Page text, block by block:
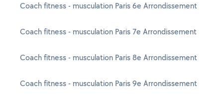
Coach fitness - musculation Paris 6e Arrondissement
Coach fitness - musculation Paris 7e Arrondissement
Coach fitness - musculation Paris 8e Arrondissement
Coach fitness - musculation Paris 9e Arrondissement